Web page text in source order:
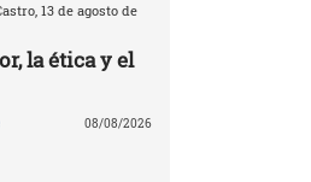
13 de agosto de
la ética y el
08/08/2026